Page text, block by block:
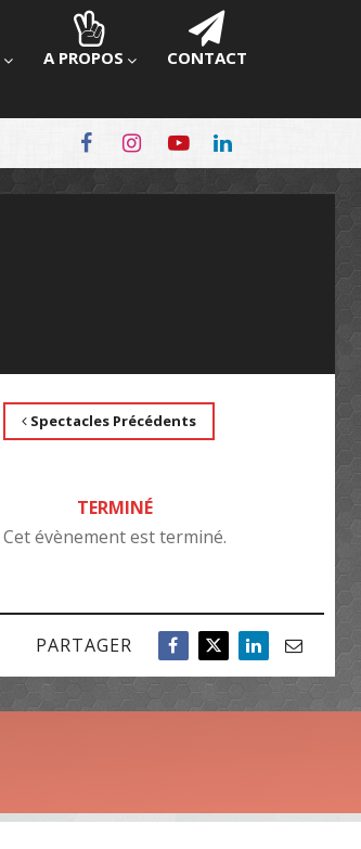
A PROPOS CONTACT
Spectacles Précédents
TERMINÉ
Cet évènement est terminé.
PARTAGER